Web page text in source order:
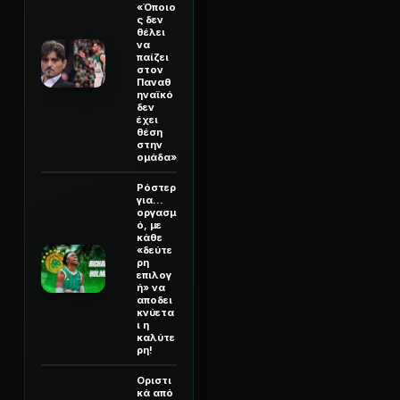
«Όποιο
ς δεν
θέλει
να
παίζει
στον
Παναθ
ηναϊκό
δεν
έχει
θέση
στην
ομάδα»
Ρόστερ
για...
οργασμ
ό, με
κάθε
«δεύτε
ρη
επιλογ
ή» να
αποδει
κνύετα
ι η
καλύτε
ρη!
Οριστι
κά από